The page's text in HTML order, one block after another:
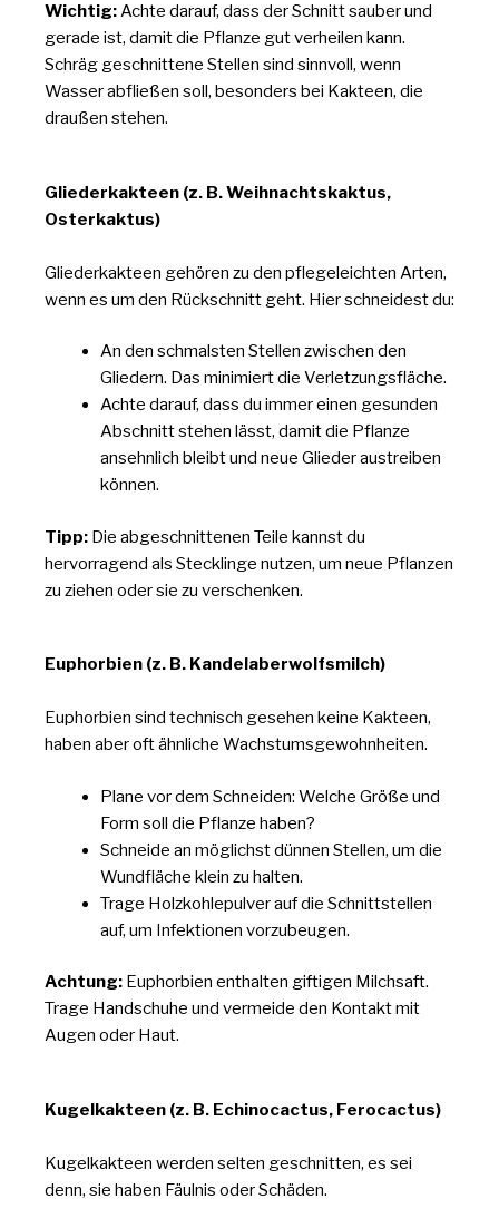
Wichtig:Achte darauf, dass der Schnitt sauber und
gerade ist, damit die Pflanze gut verheilen kann.
Schräg geschnittene Stellen sind sinnvoll, wenn
Wasser abfließen soll, besonders bei Kakteen, die
draußen stehen.
Gliederkakteen (z. B. Weihnachtskaktus,
Osterkaktus)
Gliederkakteen gehören zu den pflegeleichten Arten,
wenn es um den Rückschnitt geht. Hier schneidest du:
An den schmalsten Stellen zwischen den
Gliedern. Das minimiert die Verletzungsfläche.
Achte darauf, dass du immer einen gesunden
Abschnitt stehen lässt, damit die Pflanze
ansehnlich bleibt und neue Glieder austreiben
können.
Tipp: Die abgeschnittenen Teile kannst du
hervorragend als Stecklinge nutzen, um neue Pflanzen
zu ziehen oder sie zu verschenken.
Euphorbien (z. B. Kandelaberwolfsmilch)
Euphorbien sind technisch gesehen keine Kakteen,
haben aber oft ähnliche Wachstumsgewohnheiten.
Plane vor dem Schneiden: Welche Größe und
Form soll die Pflanze haben?
Schneide an möglichst dünnen Stellen, um die
Wundfläche klein zu halten.
Trage Holzkohlepulver auf die Schnittstellen
auf, um Infektionen vorzubeugen.
Achtung: Euphorbien enthalten giftigen Milchsaft.
Trage Handschuhe und vermeide den Kontakt mit
Augen oder Haut.
Kugelkakteen (z. B. Echinocactus, Ferocactus)
Kugelkakteen werden selten geschnitten, es sei
denn, sie haben Fäulnis oder Schäden.